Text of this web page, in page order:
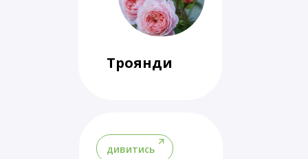
дивитись
Троянди